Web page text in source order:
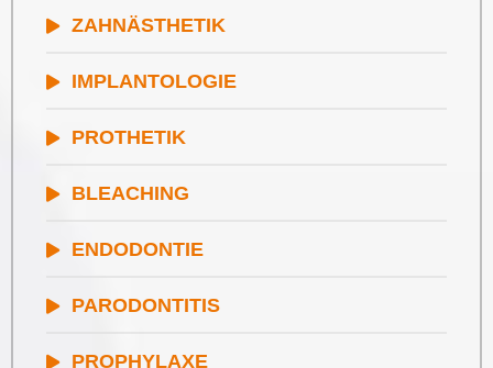
ZAHNÄSTHETIK
IMPLANTOLOGIE
PROTHETIK
BLEACHING
ENDODONTIE
PARODONTITIS
PROPHYLAXE